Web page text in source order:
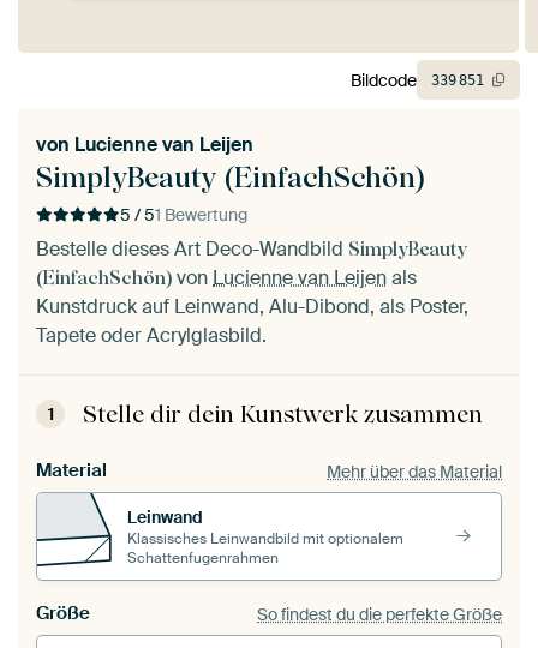
SimplyBeauty (EinfachSchön)
von Lucienne van Leijen
5 / 51 Bewertung
Bestelle dieses Art Deco-Wandbild SimplyBeauty
(EinfachSchön) vonLucienne van Leijenals
Kunstdruck auf Leinwand, Alu-Dibond, als Poster,
Tapete oder Acrylglasbild.
1 Stelle dir dein Kunstwerk zusammen
Material Mehr über das Material
Leinwand
Klassisches Leinwandbild mit optionalem
Schattenfugenrahmen
Größe So findest du die perfekte Größe
Bildcode 339851